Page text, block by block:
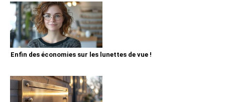
Enfin des économies sur les lunettes de vue !